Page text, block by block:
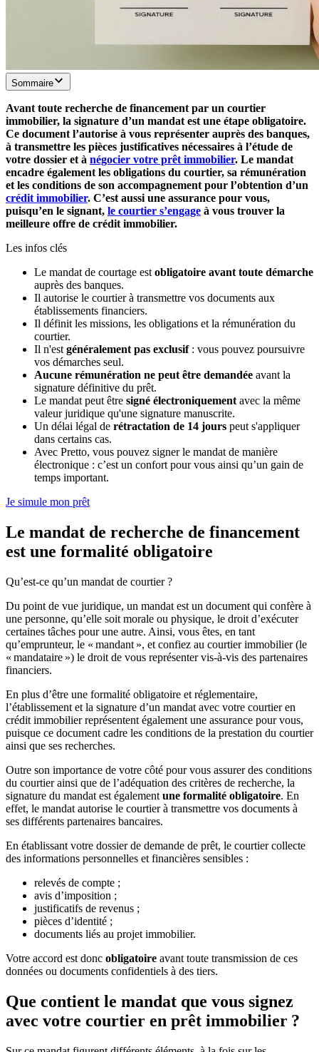
Sommaire
Avant toute recherche de financement par un courtier
immobilier, la signature d’un mandat est une étape obligatoire.
Ce document l’autorise à vous représenter auprès des banques,
à transmettre les pièces justificatives nécessaires à l’étude de
votre dossier et à négocier votre prêt immobilier. Le mandat
encadre également les obligations du courtier, sa rémunération
et les conditions de son accompagnement pour l’obtention d’un
crédit immobilier. C’est aussi une assurance pour vous,
puisqu’en le signant, le courtier s’engage à vous trouver la
meilleure offre de crédit immobilier.
Les infos clés
Le mandat de courtage est obligatoire avant toute démarche
auprès des banques.
Il autorise le courtier à transmettre vos documents aux
établissements financiers.
Il définit les missions, les obligations et la rémunération du
courtier.
Il n'est généralement pas exclusif: vous pouvez poursuivre
vos démarches seul.
Aucune rémunération ne peut être demandée avant la
signature définitive du prêt.
Le mandat peut être signé électroniquement avec la même
valeur juridique qu'une signature manuscrite.
Un délai légal de rétractation de 14 jours peut s'appliquer
dans certains cas.
Avec Pretto, vous pouvez signer le mandat de manière
électronique : c’est un confort pour vous ainsi qu’un gain de
temps important.
Je simule mon prêt
Le mandat de recherche de financement
est une formalité obligatoire
Qu’est-ce qu’un mandat de courtier ?
Du point de vue juridique, un mandat est un document qui confère à
une personne, qu’elle soit morale ou physique, le droit d’exécuter
certaines tâches pour une autre. Ainsi, vous êtes, en tant
qu’emprunteur, le « mandant », et confiez au courtier immobilier (le
« mandataire ») le droit de vous représenter vis-à-vis des partenaires
financiers.
En plus d’être une formalité obligatoire et réglementaire,
l’établissement et la signature d’un mandat avec votre courtier en
crédit immobilier représentent également une assurance pour vous,
puisque ce document cadre les conditions de la prestation du courtier
ainsi que ses recherches.
Outre son importance de votre côté pour vous assurer des conditions
du courtier ainsi que de l’adéquation des critères de recherche, la
signature du mandat est également une formalité obligatoire. En
effet, le mandat autorise le courtier à transmettre vos documents à
ses différents partenaires bancaires.
En établissant votre dossier de demande de prêt, le courtier collecte
des informations personnelles et financières sensibles :
relevés de compte ;
avis d’imposition ;
justificatifs de revenus ;
pièces d’identité ;
documents liés au projet immobilier.
Votre accord est donc obligatoire avant toute transmission de ces
données ou documents confidentiels à des tiers.
Que contient le mandat que vous signez
avec votre courtier en prêt immobilier ?